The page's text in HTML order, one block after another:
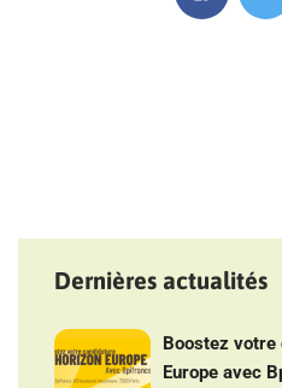
Dernières actualités
Boostez votre
Europe avec